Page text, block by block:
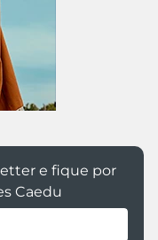
e fique por
Caedu